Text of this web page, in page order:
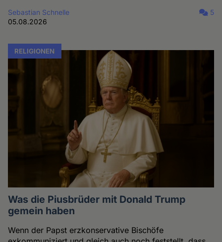
Sebastian Schnelle
05.08.2026
5
RELIGIONEN
Was die Piusbrüder mit Donald Trump
gemein haben
Wenn der Papst erzkonservative Bischöfe